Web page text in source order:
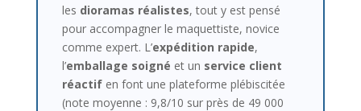
les dioramas réalistes, tout y est pensé
pour accompagner le maquettiste, novice
comme expert. L’expédition rapide,
l’emballage soigné et un service client
réactifen font une plateforme plébiscitée
(note moyenne : 9,8/10 sur près de 49 000